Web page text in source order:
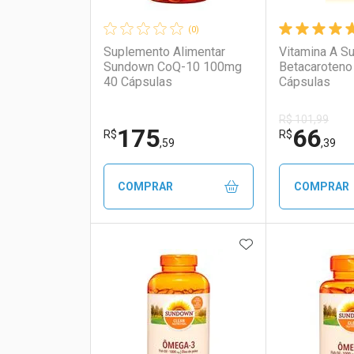
(0)
Suplemento Alimentar
Sundown CoQ-10 100mg
40 Cápsulas
R$175,59
COMPRAR
Laboratório
Por Menos
Vitamina A
Cápsulas
R$ 101,99
R$66,39
COMPRAR
Por
ADICIONAR AOS